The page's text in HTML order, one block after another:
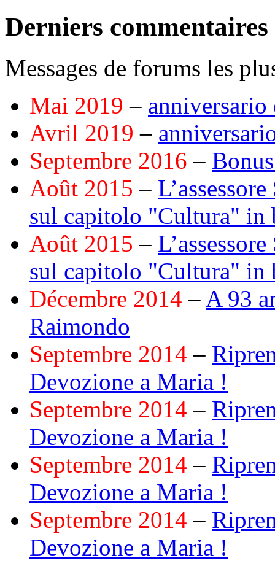
Derniers commentaires
Messages de forums les
Mai 2019 –
Avril 2019 –
Septembre 2016 –
Août 2015 –
sul capitolo "Cultura" in
Août 2015 –
sul capitolo "Cultura" in
Décembre 2014 – A 93
Raimondo
Septembre 2014 –
Devozione a Maria !
Septembre 2014 –
Devozione a Maria !
Septembre 2014 –
Devozione a Maria !
Septembre 2014 –
Devozione a Maria !